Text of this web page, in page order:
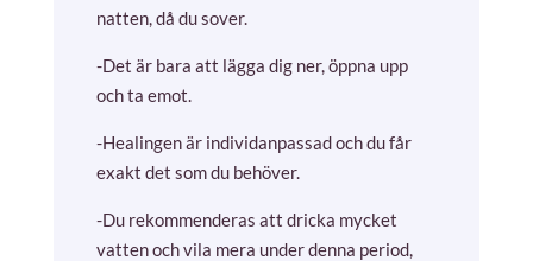
natten, då du sover.
-Det är bara att lägga dig ner, öppna upp
och ta emot.
-Healingen är individanpassad och du får
exakt det som du behöver.
-Du rekommenderas att dricka mycket
vatten och vila mera under denna period,